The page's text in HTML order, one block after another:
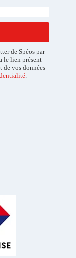
de Spéos par
le lien présent
de vos données
.